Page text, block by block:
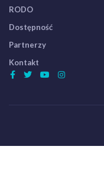
RODO
Dostępność
Partnerzy
Kontakt